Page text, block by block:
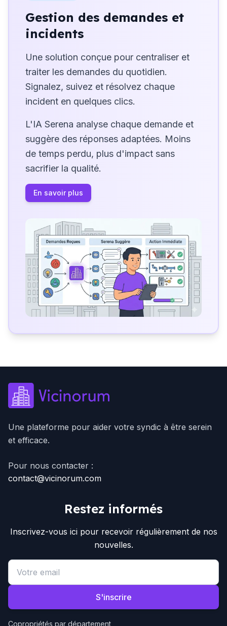
Gestion des demandes et
incidents
Une solution conçue pour centraliser et
traiter les demandes du quotidien.
Signalez, suivez et résolvez chaque
incident en quelques clics.
L'IA Serena analyse chaque demande et
suggère des réponses adaptées. Moins
de temps perdu, plus d'impact sans
sacrifier la qualité.
En savoir plus
Une plateforme pour aider votre syndic à être serein
et efficace.
Pour nous contacter :
contact@vicinorum.com
Restez informés
Inscrivez-vous ici pour recevoir régulièrement de nos
nouvelles.
Email address
S'inscrire
Copropriétés par département